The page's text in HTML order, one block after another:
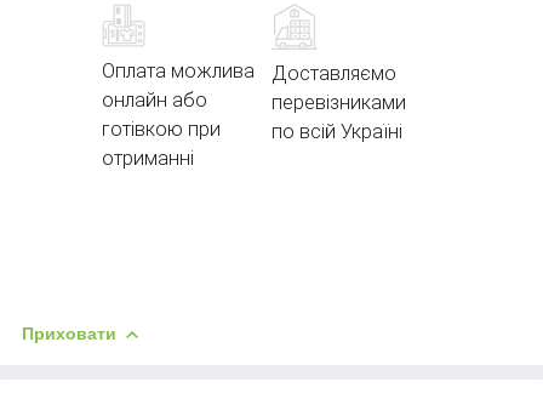
Оплата можлива
онлайн або
готівкою при
отриманні
Доставляємо
перевізниками
по всій Україні
Приховати